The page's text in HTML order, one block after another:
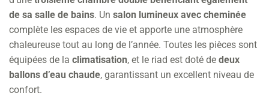
de sa salle de bains. Un salon lumineux avec cheminée
complète les espaces de vie et apporte une atmosphère
chaleureuse tout au long de l’année. Toutes les pièces sont
équipées de la climatisation, et le riad est doté de deux
ballons d’eau chaude, garantissant un excellent niveau de
confort.